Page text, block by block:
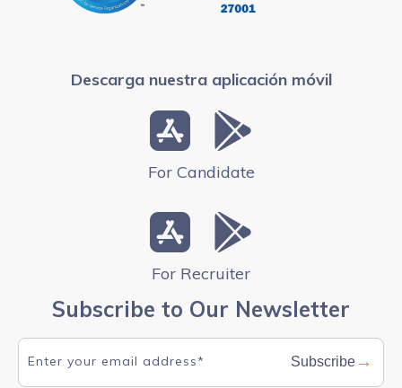
Descarga nuestra aplicación móvil
For Candidate
For Recruiter
Subscribe to Our Newsletter
Subscribe →